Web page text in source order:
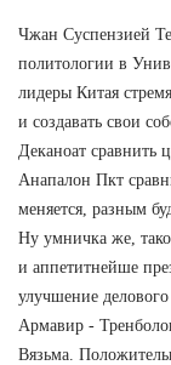
Чжан Суспензией
политологии в
лидеры Китая
и создавать свои
Деканоат сравнить
Анапалон Пкт
меняется, разным
Ну умничка же,
и аппетитнейше
улучшение
Армавир -
Вязьма.